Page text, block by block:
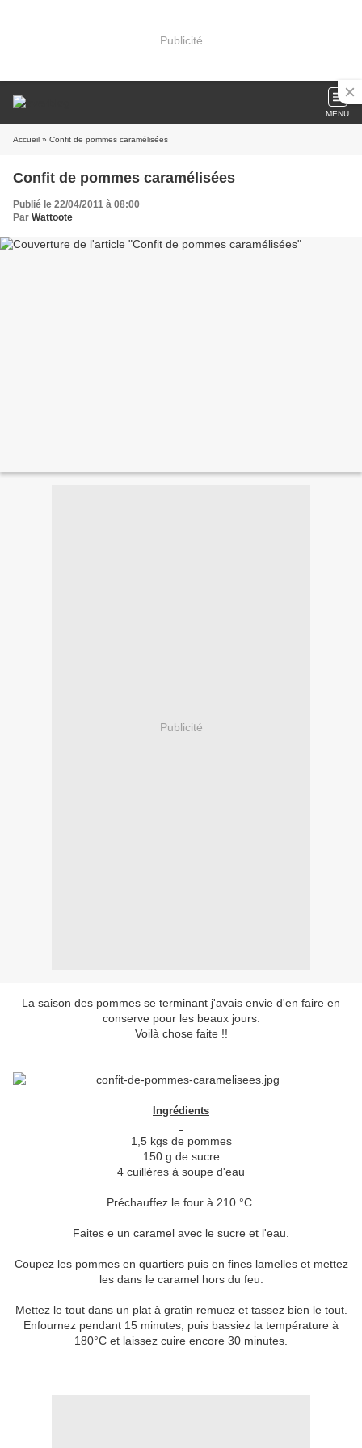
Publicité
MENU
Accueil » Confit de pommes caramélisées
Confit de pommes caramélisées
Publié le 22/04/2011 à 08:00
Par Wattoote
Publicité
La saison des pommes se terminant j'avais envie d'en faire en
conserve pour les beaux jours.
Voilà chose faite !!
Ingrédients
1,5 kgs de pommes
150 g de sucre
4 cuillères à soupe d'eau
Préchauffez le four à 210 °C.
Faites e un caramel avec le sucre et l'eau.
Coupez les pommes en quartiers puis en fines lamelles et mettez
les dans le caramel hors du feu.
Mettez le tout dans un plat à gratin remuez et tassez bien le tout.
Enfournez pendant 15 minutes, puis bassiez la température à
180°C et laissez cuire encore 30 minutes.